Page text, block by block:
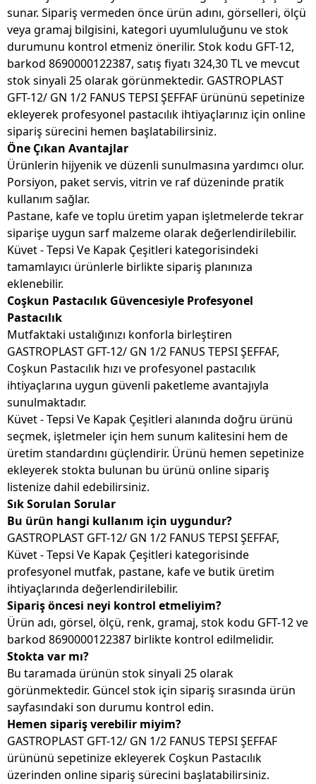
sunar. Sipariş vermeden önce ürün adını, görselleri, ölçü
veya gramaj bilgisini, kategori uyumluluğunu ve stok
durumunu kontrol etmeniz önerilir. Stok kodu GFT-12,
barkod 8690000122387, satış fiyatı 324,30 TL ve mevcut
stok sinyali 25 olarak görünmektedir. GASTROPLAST
GFT-12/ GN 1/2 FANUS TEPSI ŞEFFAF ürününü sepetinize
ekleyerek profesyonel pastacılık ihtiyaçlarınız için online
sipariş sürecini hemen başlatabilirsiniz.
Öne Çıkan Avantajlar
Ürünlerin hijyenik ve düzenli sunulmasına yardımcı olur.
Porsiyon, paket servis, vitrin ve raf düzeninde pratik
kullanım sağlar.
Pastane, kafe ve toplu üretim yapan işletmelerde tekrar
siparişe uygun sarf malzeme olarak değerlendirilebilir.
Küvet - Tepsi Ve Kapak Çeşitleri kategorisindeki
tamamlayıcı ürünlerle birlikte sipariş planınıza
eklenebilir.
Coşkun Pastacılık Güvencesiyle Profesyonel
Pastacılık
Mutfaktaki ustalığınızı konforla birleştiren
GASTROPLAST GFT-12/ GN 1/2 FANUS TEPSI ŞEFFAF,
Coşkun Pastacılık hızı ve profesyonel pastacılık
ihtiyaçlarına uygun güvenli paketleme avantajıyla
sunulmaktadır.
Küvet - Tepsi Ve Kapak Çeşitleri alanında doğru ürünü
seçmek, işletmeler için hem sunum kalitesini hem de
üretim standardını güçlendirir. Ürünü hemen sepetinize
ekleyerek stokta bulunan bu ürünü online sipariş
listenize dahil edebilirsiniz.
Sık Sorulan Sorular
Bu ürün hangi kullanım için uygundur?
GASTROPLAST GFT-12/ GN 1/2 FANUS TEPSI ŞEFFAF,
Küvet - Tepsi Ve Kapak Çeşitleri kategorisinde
profesyonel mutfak, pastane, kafe ve butik üretim
ihtiyaçlarında değerlendirilebilir.
Sipariş öncesi neyi kontrol etmeliyim?
Ürün adı, görsel, ölçü, renk, gramaj, stok kodu GFT-12 ve
barkod 8690000122387 birlikte kontrol edilmelidir.
Stokta var mı?
Bu taramada ürünün stok sinyali 25 olarak
görünmektedir. Güncel stok için sipariş sırasında ürün
sayfasındaki son durumu kontrol edin.
Hemen sipariş verebilir miyim?
GASTROPLAST GFT-12/ GN 1/2 FANUS TEPSI ŞEFFAF
ürününü sepetinize ekleyerek Coşkun Pastacılık
üzerinden online sipariş sürecini başlatabilirsiniz.